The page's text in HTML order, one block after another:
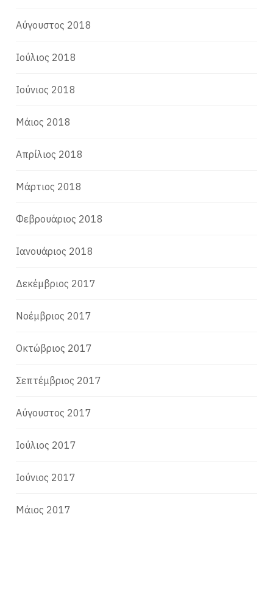
Αύγουστος 2018
Ιούλιος 2018
Ιούνιος 2018
Μάιος 2018
Απρίλιος 2018
Μάρτιος 2018
Φεβρουάριος 2018
Ιανουάριος 2018
Δεκέμβριος 2017
Νοέμβριος 2017
Οκτώβριος 2017
Σεπτέμβριος 2017
Αύγουστος 2017
Ιούλιος 2017
Ιούνιος 2017
Μάιος 2017